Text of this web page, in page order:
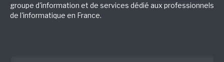
groupe d'information et de services dédié aux professionnels
de l'informatique en France.